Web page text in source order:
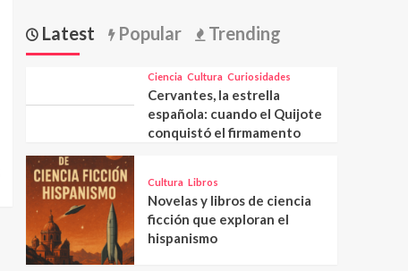
Latest Popular Trending
Ciencia Cultura Curiosidades
Cervantes, la estrella
española: cuando el Quijote
conquistó el firmamento
Cultura Libros
Novelas y libros de ciencia
ficción que exploran el
hispanismo